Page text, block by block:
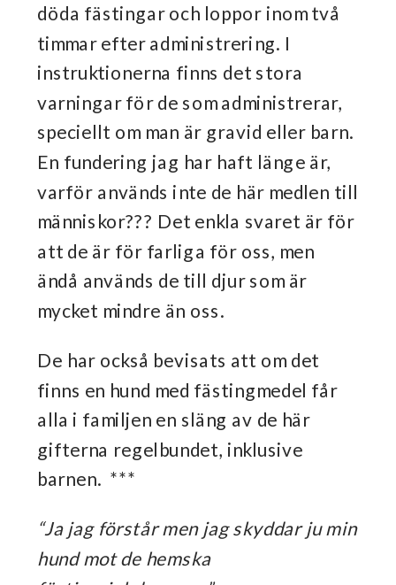
döda fästingar och loppor inom två
timmar efter administrering. I
instruktionerna finns det stora
varningar för de som administrerar,
speciellt om man är gravid eller barn.
En fundering jag har haft länge är,
varför används inte de här medlen till
människor??? Det enkla svaret är för
att de är för farliga för oss, men
ändå används de till djur som är
mycket mindre än oss.
De har också bevisats att om det
finns en hund med fästingmedel får
alla i familjen en släng av de här
gifterna regelbundet, inklusive
barnen. ***
“Ja jag förstår men jag skyddar ju min
hund mot de hemska